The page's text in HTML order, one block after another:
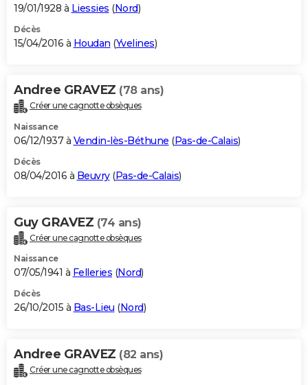
19/01/1928 à Liessies (Nord)
Décès
15/04/2016 à Houdan (Yvelines)
Andree GRAVEZ (78 ans)
Créer une cagnotte obsèques
Naissance
06/12/1937 à Vendin-lès-Béthune (Pas-de-Calais)
Décès
08/04/2016 à Beuvry(Pas-de-Calais)
Guy GRAVEZ (74 ans)
Créer une cagnotte obsèques
Naissance
07/05/1941 à Felleries (Nord)
Décès
26/10/2015 à Bas-Lieu (Nord)
Andree GRAVEZ (82 ans)
Créer une cagnotte obsèques